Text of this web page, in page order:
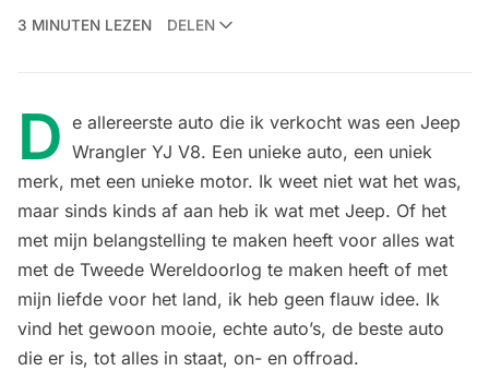
3 MINUTEN LEZEN
DELEN
D e allereerste auto die ik verkocht was een Jeep
Wrangler YJ V8. Een unieke auto, een uniek
merk, met een unieke motor. Ik weet niet wat het was,
maar sinds kinds af aan heb ik wat met Jeep. Of het
met mijn belangstelling te maken heeft voor alles wat
met de Tweede Wereldoorlog te maken heeft of met
mijn liefde voor het land, ik heb geen flauw idee. Ik
vind het gewoon mooie, echte auto’s, de beste auto
die er is, tot alles in staat, on- en offroad.